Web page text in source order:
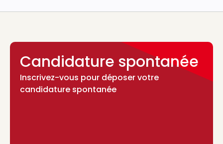
Candidature spontanée
Inscrivez-vous pour déposer votre
candidature spontanée